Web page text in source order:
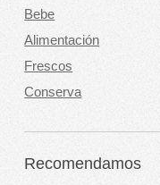
Bebe
Alimentación
Frescos
Conserva
Recomendamos